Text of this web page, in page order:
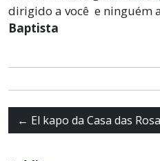
dirigido a você e ninguém
Baptista
← El kapo da Casa das